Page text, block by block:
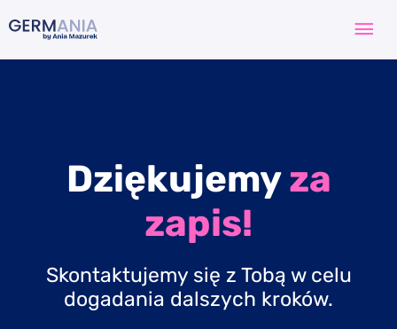
do
Dziękujemyza
zapis!
Skontaktujemy się z Tobą w celu
dogadania dalszych kroków.